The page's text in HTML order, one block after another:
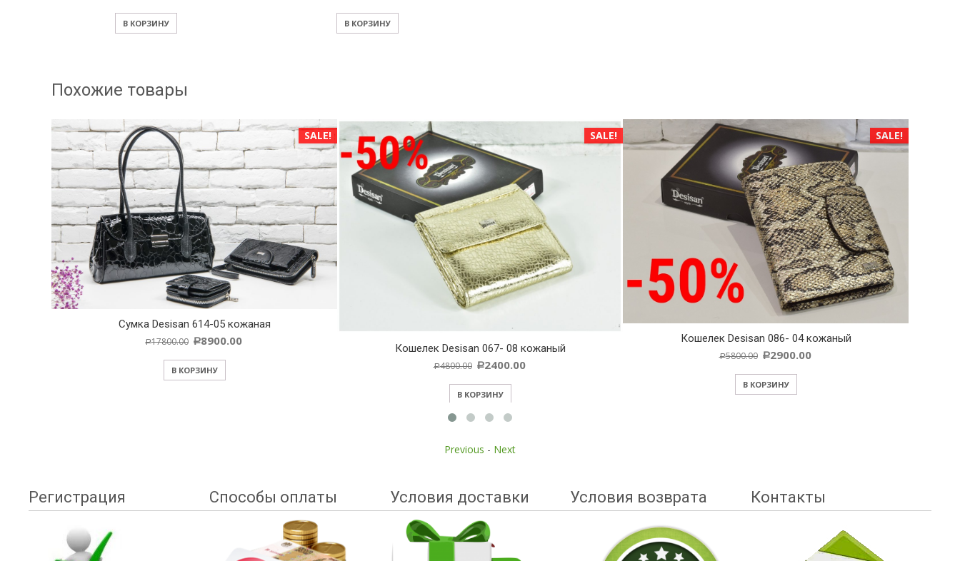
В КОРЗИНУ В КОРЗИНУ
Похожие товары
SALE!
Cумка Desisan 614-05 кожаная
Р17800.00 Р8900.00
В КОРЗИНУ
SALE!
Кошелек Desisan 067- 08 кожаный
Р4800.00 Р2400.00
В КОРЗИНУ
SALE!
Кошелек Desisan 086- 04 кожаный
Р5800.00 Р2900.00
В КОРЗИНУ
Previous - Next
Регистрация Способы оплаты Условия доставки Условия возврата Контакты